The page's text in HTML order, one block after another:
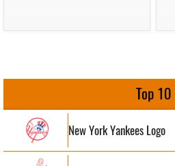
Top 10
New York Yankees Logo